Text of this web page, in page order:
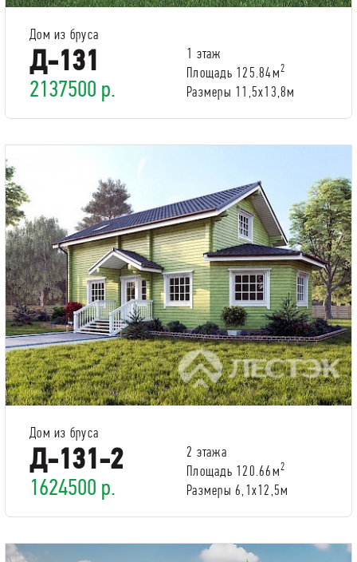
Дом из бруса
Д-131
2137500 р.
1 этаж
Площадь 125.84м2
Размеры 11,5х13,8м
Дом из бруса
Д-131-2
1624500 р.
2 этажа
Площадь 120.66м2
Размеры 6,1x12,5м